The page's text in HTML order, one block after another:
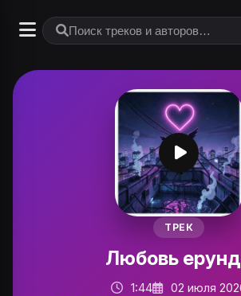
ТРЕК
Любовь
1:44
02 июля